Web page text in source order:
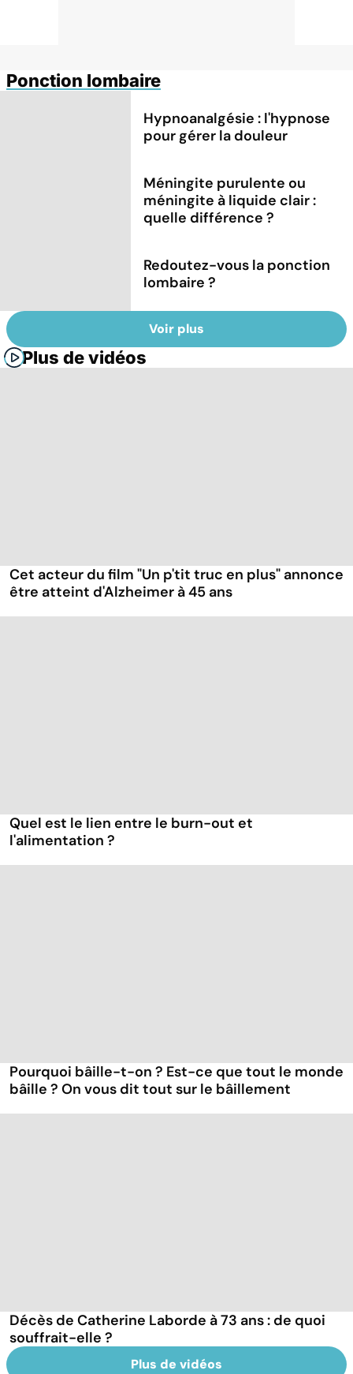
Ponction lombaire
Hypnoanalgésie : l'hypnose
pour gérer la douleur
Méningite purulente ou
méningite à liquide clair :
quelle différence ?
Redoutez-vous la ponction
lombaire ?
Voir plus
Plus de vidéos
Cet acteur du film "Un p'tit truc en plus" annonce
être atteint d'Alzheimer à 45 ans
Quel est le lien entre le burn-out et
l'alimentation ?
Pourquoi bâille-t-on ? Est-ce que tout le monde
bâille ? On vous dit tout sur le bâillement
Décès de Catherine Laborde à 73 ans : de quoi
souffrait-elle ?
Plus de vidéos